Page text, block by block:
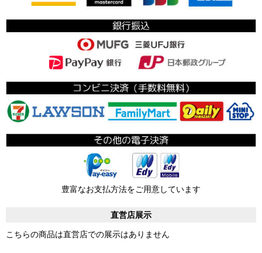
豊富なお支払方法をご用意しています
直営店展示
こちらの商品は直営店での展示はありません